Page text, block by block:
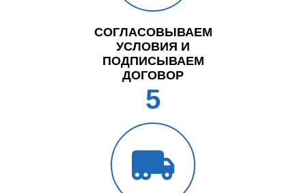
СОГЛАСОВЫВАЕМ
УСЛОВИЯ И
ПОДПИСЫВАЕМ
ДОГОВОР
5